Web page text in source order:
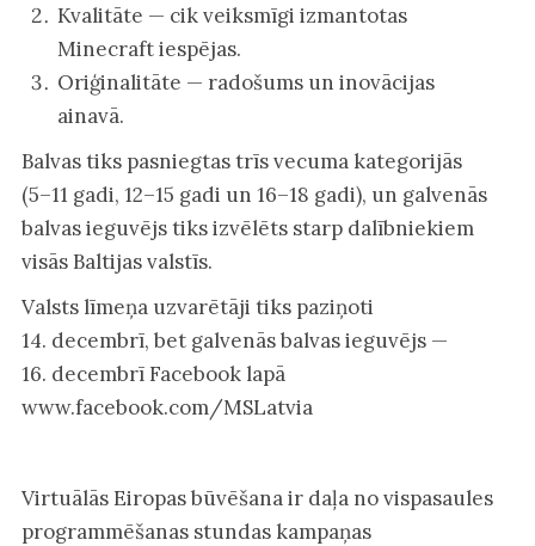
Kvalitāte — cik veiksmīgi izmantotas
Minecraft iespējas.
Oriģinalitāte — radošums un inovācijas
ainavā.
Balvas tiks pasniegtas trīs vecuma kategorijās
(5–11 gadi, 12–15 gadi un 16–18 gadi), un galvenās
balvas ieguvējs tiks izvēlēts starp dalībniekiem
visās Baltijas valstīs.
Valsts līmeņa uzvarētāji tiks paziņoti
14. decembrī, bet galvenās balvas ieguvējs —
16. decembrī Facebook lapā
www.facebook.com/MSLatvia
Virtuālās Eiropas būvēšana ir daļa no vispasaules
programmēšanas stundas kampaņas